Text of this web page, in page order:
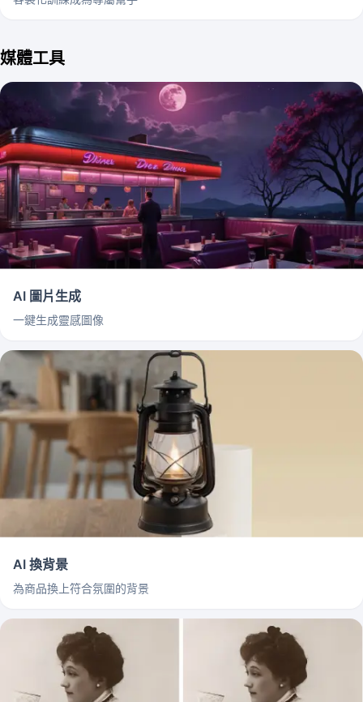
媒體工具
AI 圖片生成
一鍵生成靈感圖像
AI 換背景
為商品換上符合氛圍的背景